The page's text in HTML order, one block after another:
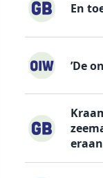
En
’De
eraan